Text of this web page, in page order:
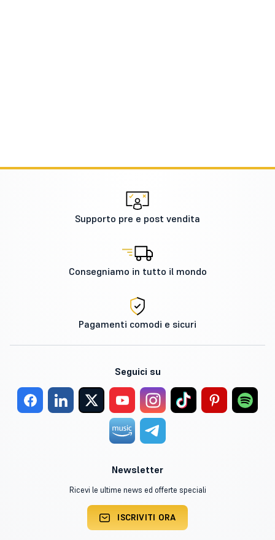
Supporto pre e post vendita
Consegniamo in tutto il mondo
Pagamenti comodi e sicuri
Seguici su
Newsletter
Ricevi le ultime news ed offerte speciali
ISCRIVITI ORA